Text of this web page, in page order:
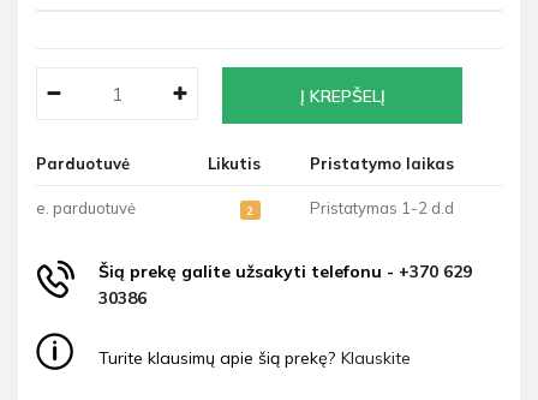
Parduotuvė Likutis Pristatymo laikas
e. parduotuvė 2 Pristatymas 1-2 d.d
Šią prekę galite užsakyti telefonu - +370 629
30386
Turite klausimų apie šią prekę? Klauskite